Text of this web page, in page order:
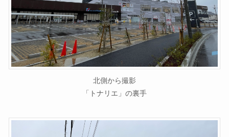
北側から撮影
「トナリエ」の裏手